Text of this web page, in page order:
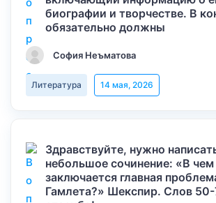
биографии и творчестве. В
обязательно должны
София Неъматова
Литература 14 мая, 2026
Здравствуйте, нужно
небольшое сочинение: «В чем
заключается главная
Гамлета?» Шекспир. Слов